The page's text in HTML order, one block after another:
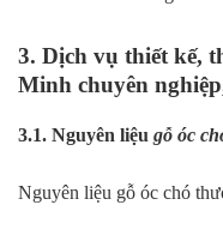
3. Dịch vụ thiết kế,
Minh chuyên
3.1. Nguyên liệu gỗ óc
Nguyên liệu gỗ óc chó